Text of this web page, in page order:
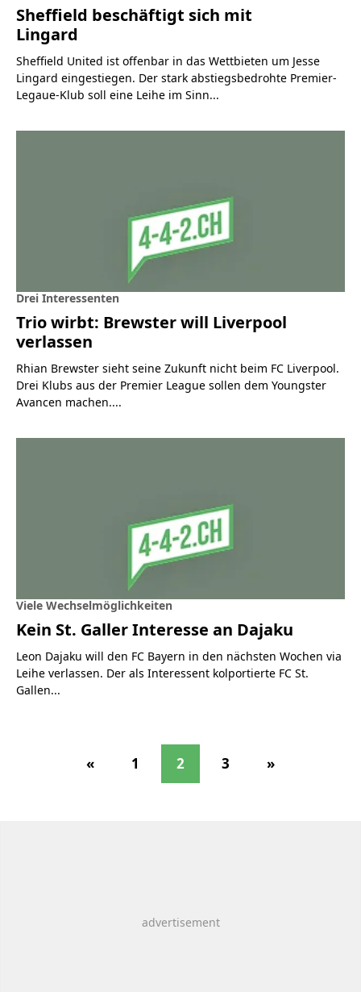
Sheffield beschäftigt sich mit
Lingard
Sheffield United ist offenbar in das Wettbieten um Jesse
Lingard eingestiegen. Der stark abstiegsbedrohte Premier-
Legaue-Klub soll eine Leihe im Sinn...
Drei Interessenten
Trio wirbt: Brewster will Liverpool
verlassen
Rhian Brewster sieht seine Zukunft nicht beim FC Liverpool.
Drei Klubs aus der Premier League sollen dem Youngster
Avancen machen....
Viele Wechselmöglichkeiten
Kein St. Galler Interesse an Dajaku
Leon Dajaku will den FC Bayern in den nächsten Wochen via
Leihe verlassen. Der als Interessent kolportierte FC St.
Gallen...
« 1 2 3 »